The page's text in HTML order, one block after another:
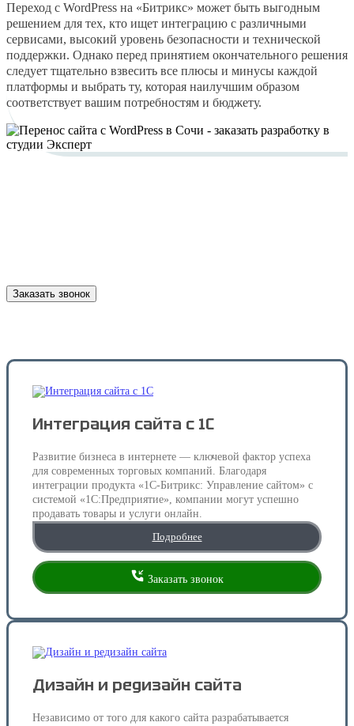
Переход с WordPress на «Битрикс» может быть выгодным
решением для тех, кто ищет интеграцию с различными
сервисами, высокий уровень безопасности и технической
поддержки. Однако перед принятием окончательного решения
следует тщательно взвесить все плюсы и минусы каждой
платформы и выбрать ту, которая наилучшим образом
соответствует вашим потребностям и бюджету.
Заказать звонок
Интеграция сайта с 1С
Развитие бизнеса в интернете — ключевой фактор успеха
для современных торговых компаний. Благодаря
интеграции продукта «1С-Битрикс: Управление сайтом» с
системой «1С:Предприятие», компании могут успешно
продавать товары и услуги онлайн.
Подробнее
Заказать звонок
Дизайн и редизайн сайта
Независимо от того для какого сайта разрабатывается